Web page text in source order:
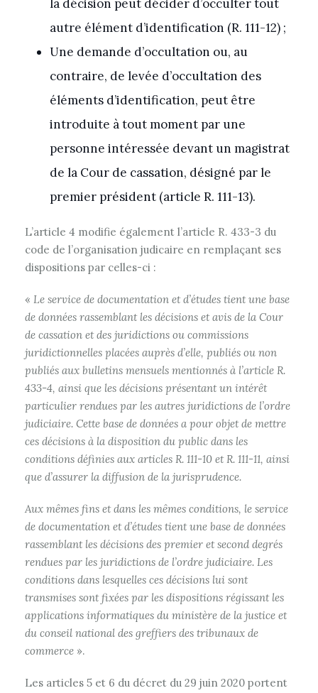
la décision peut décider d’occulter tout
autre élément d’identification (R. 111-12) ;
Une demande d’occultation ou, au
contraire, de levée d’occultation des
éléments d’identification, peut être
introduite à tout moment par une
personne intéressée devant un magistrat
de la Cour de cassation, désigné par le
premier président (article R. 111-13).
L’article 4 modifie également l’article R. 433-3 du
code de l’organisation judicaire en remplaçant ses
dispositions par celles-ci :
« Le service de documentation et d’études tient une base
de données rassemblant les décisions et avis de la Cour
de cassation et des juridictions ou commissions
juridictionnelles placées auprès d’elle, publiés ou non
publiés aux bulletins mensuels mentionnés à l’article R.
433-4, ainsi que les décisions présentant un intérêt
particulier rendues par les autres juridictions de l’ordre
judiciaire. Cette base de données a pour objet de mettre
ces décisions à la disposition du public dans les
conditions définies aux articles R. 111-10 et R. 111-11, ainsi
que d’assurer la diffusion de la jurisprudence.
Aux mêmes fins et dans les mêmes conditions, le service
de documentation et d’études tient une base de données
rassemblant les décisions des premier et second degrés
rendues par les juridictions de l’ordre judiciaire. Les
conditions dans lesquelles ces décisions lui sont
transmises sont fixées par les dispositions régissant les
applications informatiques du ministère de la justice et
du conseil national des greffiers des tribunaux de
commerce ».
Les articles 5 et 6 du décret du 29 juin 2020 portent